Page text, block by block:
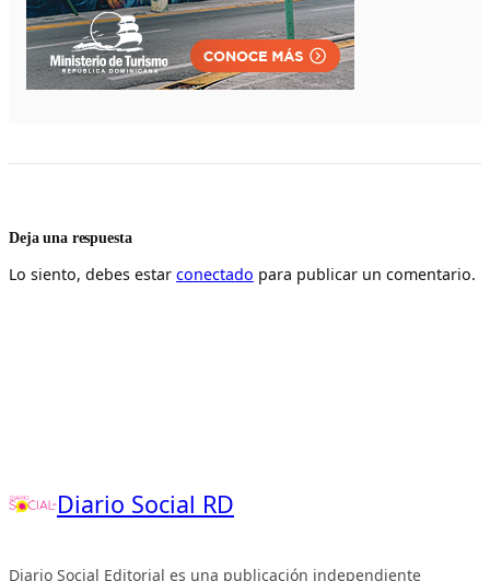
Deja una respuesta
Lo siento, debes estar conectado para publicar un comentario.
Diario Social RD
Diario Social Editorial es una publicación independiente